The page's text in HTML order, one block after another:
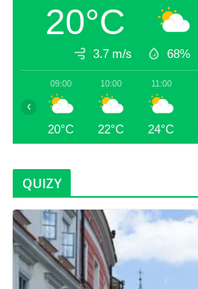
20°C
3.7 m/s 68%
09:00
20°C
10:00
22°C
11:00
24°C
‹
QUIZY